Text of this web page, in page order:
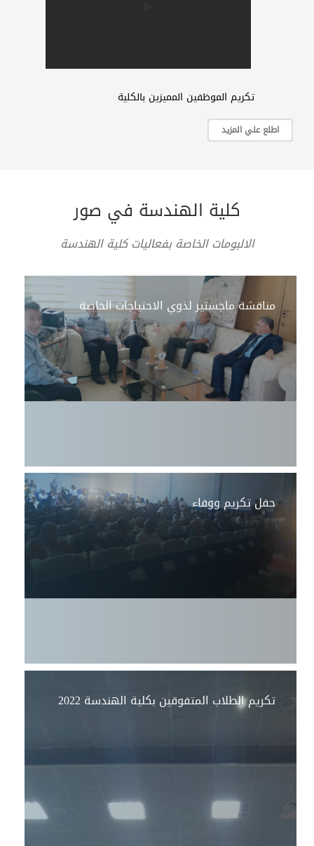
تكريم الموظفين المميزين بالكلية
اطلع علي المزيد
كلية الهندسة في صور
الالبومات الخاصة بفعاليات كلية الهندسة
مناقشة ماجستير لذوي الاحتياجات الخاصة
حفل تكريم ووفاء
تكريم الطلاب المتفوقين بكلية الهندسة 2022